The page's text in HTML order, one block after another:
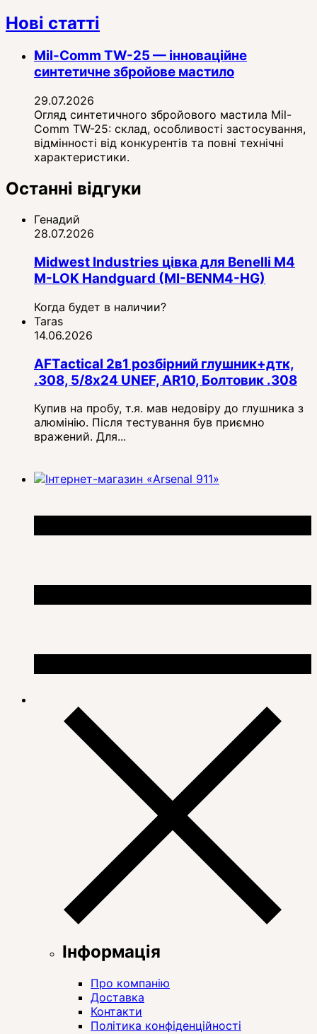
Нові статті
Mil-Comm TW-25 — інноваційне
синтетичне збройове мастило
29.07.2026
Огляд синтетичного збройового мастила Mil-
Comm TW-25: склад, особливості застосування,
відмінності від конкурентів та повні технічні
характеристики.
Останні відгуки
Генадий
28.07.2026
Midwest Industries цівка для Benelli M4
M-LOK Handguard (MI-BENM4-HG)
Когда будет в наличии?
Taras
14.06.2026
AFTactical 2в1 розбірний глушник+дтк,
.308, 5/8x24 UNEF, AR10, Болтовик .308
Купив на пробу, т.я. мав недовіру до глушника з
алюмінію. Після тестування був приємно
вражений. Для...
Інформація
Про компанію
Доставка
Контакти
Політика конфіденційності